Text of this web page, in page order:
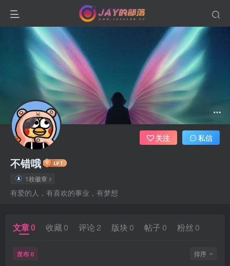
不错哦
1枚徽章
有爱的人，有喜欢的事业，有梦想
关注 私信
文章0 收藏 0 评论 2 版块 0 帖子 0 粉丝 0
发布 0 排序